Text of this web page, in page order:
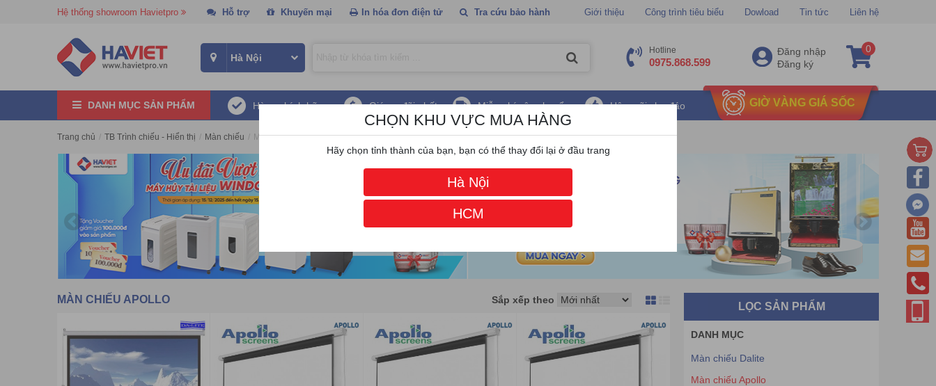
Hệ thống showroom Havietpro Hỗ trợ Khuyến mại In hóa đơn điện tử Tra cứu bảo hành Giới thiệu Công trình tiêu biểu Dowload Tin tức Liên hệ
Hotline
0975.868.599
Đăng nhập
Đăng ký
0
DANH MỤC SẢN PHẨM Hàng chính hãng Giá ưu đãi nhất Miễn phí vận chuyển Hậu mãi chu đáo GIỜ VÀNG GIÁ SỐC
Trang chủ / TB Trình chiếu - Hiển thị / Màn chiếu / Màn chiếu Apollo
MÀN CHIẾU APOLLO Sắp xếp theo
LỌC SẢN PHẨM
DANH MỤC
Màn chiếu Dalite
Màn chiếu Apollo
CHỌN KHU VỰC MUA HÀNG
Hãy chọn tỉnh thành của bạn, bạn có thể thay đổi lại ở đầu trang
Hà Nội
HCM